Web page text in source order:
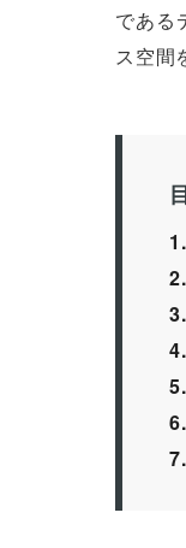
である
ス空間
1
2
3
4
5
6
7